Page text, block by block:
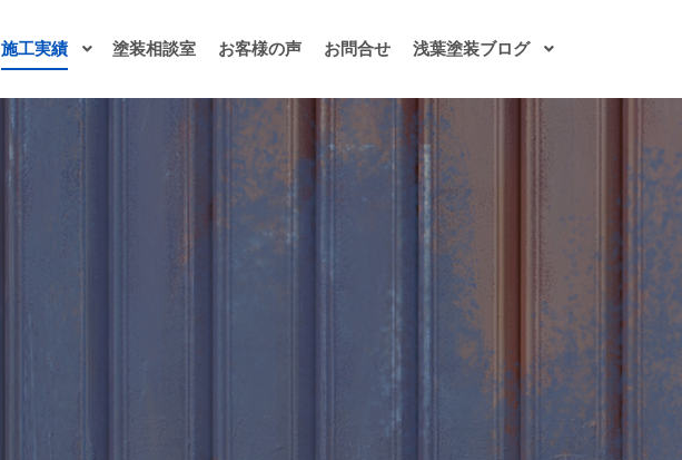
施工実績 塗装相談室 お客様の声 お問合せ 浅葉塗装ブログ
修繕塗装・塗り替